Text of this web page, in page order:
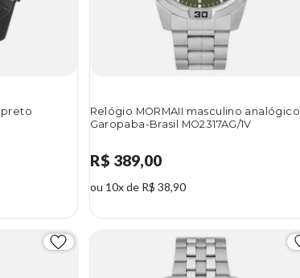
preto
Relógio MORMAII masculino analógico
Garopaba-Brasil MO2317AG/1V
R$ 389,00
ou 10x de R$ 38,90